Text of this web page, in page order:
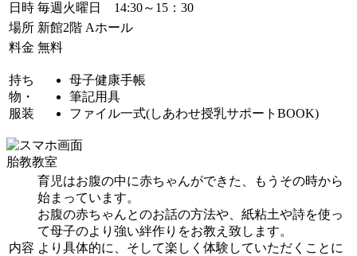
日時 毎週火曜日 14:30～15：30
場所 新館2階 Aホール
料金 無料
持ち
物・
服装
母子健康手帳
筆記用具
ファイル一式(しあわせ授乳サポートBOOK)
胎教教室
内容
育児はお腹の中に赤ちゃんができた、もうその時から
始まっています。
お腹の赤ちゃんとのお話の方法や、紙粘土や詩を使っ
て母子のより強い絆作りをお教え致します。
より具体的に、そして楽しく体験していただくことに